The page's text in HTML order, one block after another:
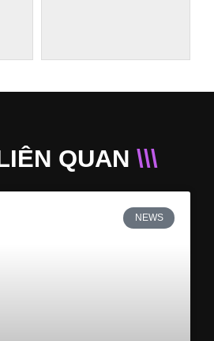
QUAN \\\
NEWS